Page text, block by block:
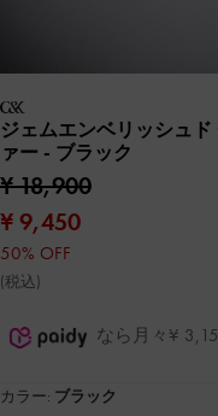
ジェムエンベリッシュ
ァー - ブラック
¥ 18,900
¥ 9,450
50% OFF
(税込)
なら月々¥
カラー: ブラック